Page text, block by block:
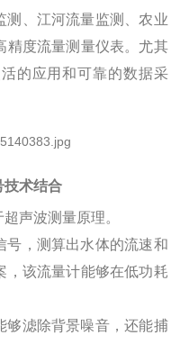
测、江河流量监测、农业
精度流量测量仪表。尤其
的应用和可靠的数据采
技术结合
声波测量原理。
号，测算出水体的流速和
，该流量计能够在低功耗
够滤除背景噪音，还能捕